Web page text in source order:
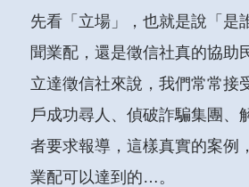
先看「立場」，也就是說「是
聞業配，還是徵信社真的協助
立達徵信社來說，我們常常接
戶成功尋人、偵破詐騙集團、
者要求報導，這樣真實的案例
業配可以達到的…。